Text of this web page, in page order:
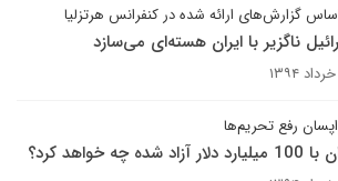
گزارش‌های ارائه شده در کنفرانس هرتزلیا
ناگزیر با ایران هسته‌ای می‌سازد
رفع تحریم‌ها
آزاد شده چه خواهد کرد؟